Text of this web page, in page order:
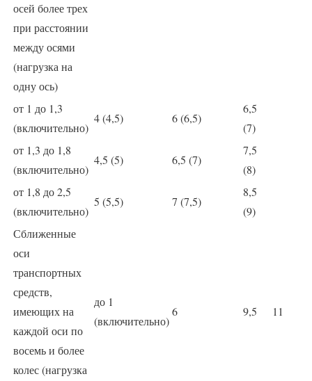
осей более трех
при расстоянии
между осями
(нагрузка на
одну ось)
от 1 до 1,3
(включительно)
4 (4,5) 6 (6,5)
6,5
(7)
от 1,3 до 1,8
(включительно)
4,5 (5) 6,5 (7)
7,5
(8)
от 1,8 до 2,5
(включительно)
5 (5,5) 7 (7,5)
8,5
(9)
Сближенные
оси
транспортных
средств,
имеющих на
каждой оси по
восемь и более
колес (нагрузка
до 1
(включительно)
6 9,5 11